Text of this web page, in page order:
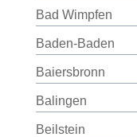
Bad Wimpfen
Baden-Baden
Baiersbronn
Balingen
Beilstein